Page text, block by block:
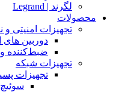
لگرند | Legrand
محصولات
تجهیزات امنیتی و
دوربین های
ضبط‌کننده
تجهیزات شبکه
تجهیزات